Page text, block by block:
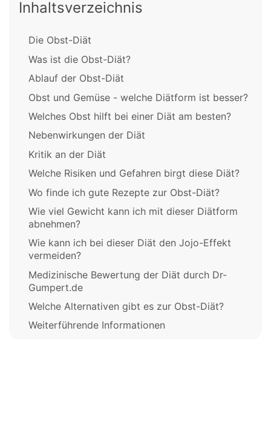
Inhaltsverzeichnis
Die Obst-Diät
Was ist die Obst-Diät?
Ablauf der Obst-Diät
Obst und Gemüse - welche Diätform ist besser?
Welches Obst hilft bei einer Diät am besten?
Nebenwirkungen der Diät
Kritik an der Diät
Welche Risiken und Gefahren birgt diese Diät?
Wo finde ich gute Rezepte zur Obst-Diät?
Wie viel Gewicht kann ich mit dieser Diätform
abnehmen?
Wie kann ich bei dieser Diät den Jojo-Effekt
vermeiden?
Medizinische Bewertung der Diät durch Dr-
Gumpert.de
Welche Alternativen gibt es zur Obst-Diät?
Weiterführende Informationen